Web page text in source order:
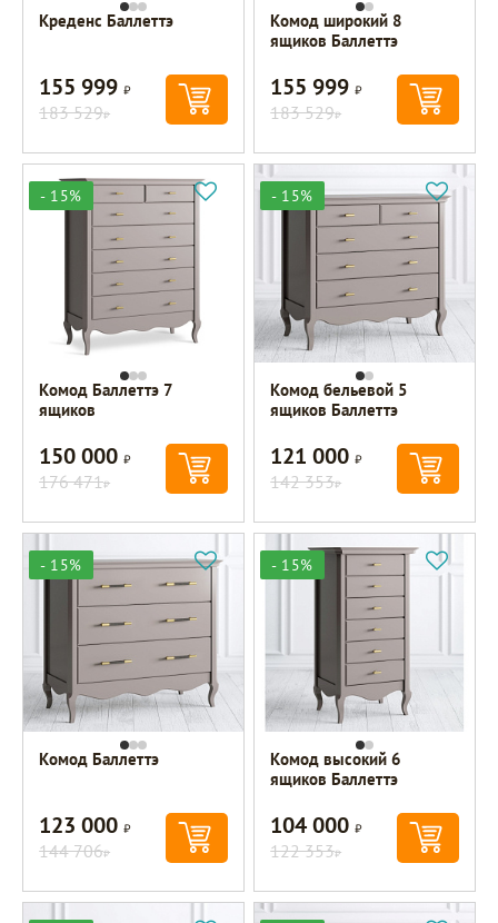
Креденс Баллеттэ
155 999Р
183 529Р
Комод широкий 8
ящиков Баллеттэ
155 999Р
183 529Р
- 15%
Комод Баллеттэ 7
ящиков
150 000Р
176 471Р
- 15%
Комод бельевой 5
ящиков Баллеттэ
121 000Р
142 353Р
- 15%
Комод Баллеттэ
123 000Р
144 706Р
- 15%
Комод высокий 6
ящиков Баллеттэ
104 000Р
122 353Р